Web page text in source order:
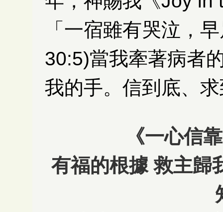
「一宿雖有哭泣，
30:5)當我牽著病者
我的手。信到底、
《一心信
有福的根據 救主歸